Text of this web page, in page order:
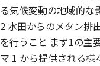
る気候変動の地域的な
2 水田からのメタン排
を行うこと まず1の主
マ 1 から提供される様